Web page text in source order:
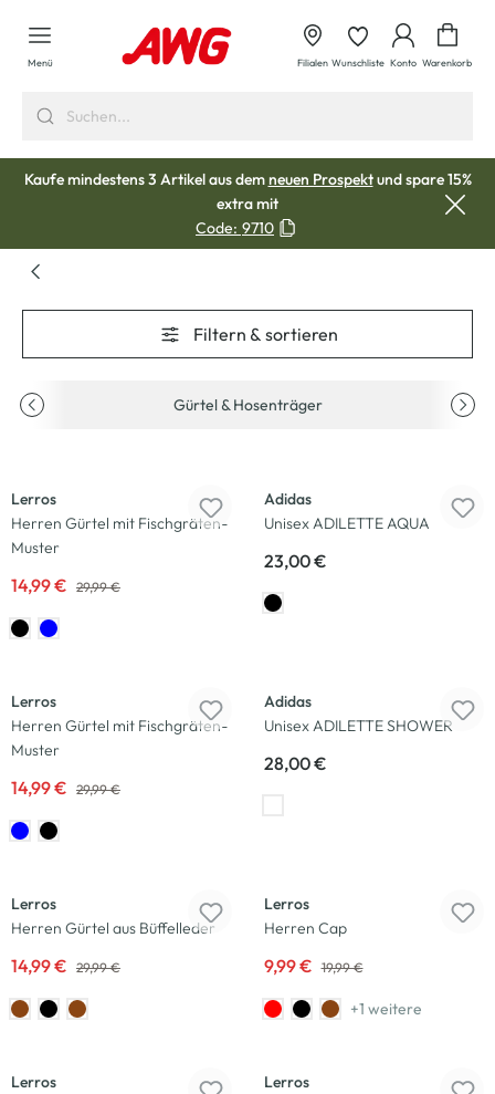
springen
Menü Filialen Wunschliste Konto Warenkorb
Kaufe mindestens 3 Artikel aus demneuen Prospektund spare 15%
extra mit
Code: 9710
Filtern & sortieren
Gürtel & Hosenträger
Lerros
Herren Gürtel mit Fischgräten-
Muster
14,99 € 29,99 €
Adidas
Unisex ADILETTE AQUA
23,00 €
Lerros
Herren Gürtel mit Fischgräten-
Muster
14,99 € 29,99 €
Adidas
Unisex ADILETTE SHOWER
28,00 €
Lerros
Herren Gürtel aus Büffelleder
14,99 € 29,99 €
Lerros
Herren Cap
9,99 € 19,99 €
+1 weitere
Lerros
Lerros